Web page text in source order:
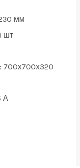
мм
шт
700х700х320
А